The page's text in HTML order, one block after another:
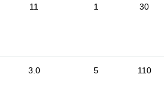
11 1 30
3.0 5 110